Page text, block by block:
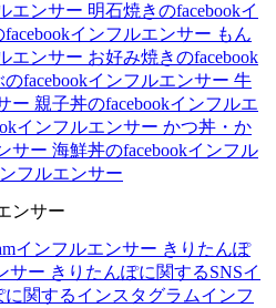
エンサー 明石焼きのfacebookイ
インフルエンサー もん
エンサー お好み焼きのfacebook
facebookインフルエンサー 牛
ー 親子丼のfacebookインフルエ
インフルエンサー かつ丼・か
サー 海鮮丼のfacebookインフル
フルエンサー
ンサー
インフルエンサー きりたんぽ
サー きりたんぽに関するSNSイ
に関するインスタグラムインフ